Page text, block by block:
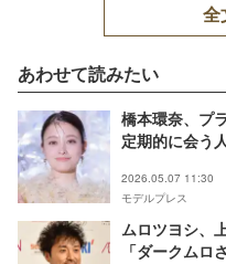
全
あわせて読みたい
橋本環奈、プ
定期的に会う
2026.05.07 11:30
モデルプレス
ムロツヨシ、
「ダークムロ